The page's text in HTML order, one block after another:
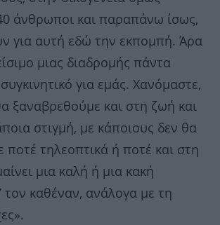
άνθρωποι και παραπάνω ίσως,
για αυτή εδώ την εκπομπή. Άρα
μιας διαδρομής πάντα
για εμάς. Χανόμαστε,
ξαναβρεθούμε και στη ζωή και
στιγμή, με κάποιους δεν θα
ποτέ τηλεοπτικά ή ποτέ και στη
μια καλή ή μια κακή
τον καθέναν, ανάλογα με τη